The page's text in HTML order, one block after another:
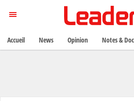
Accueil News Opinion Notes &